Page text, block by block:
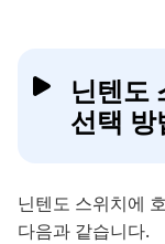
닌텐도
선택 방
닌텐도 스위치에
다음과 같습니다.